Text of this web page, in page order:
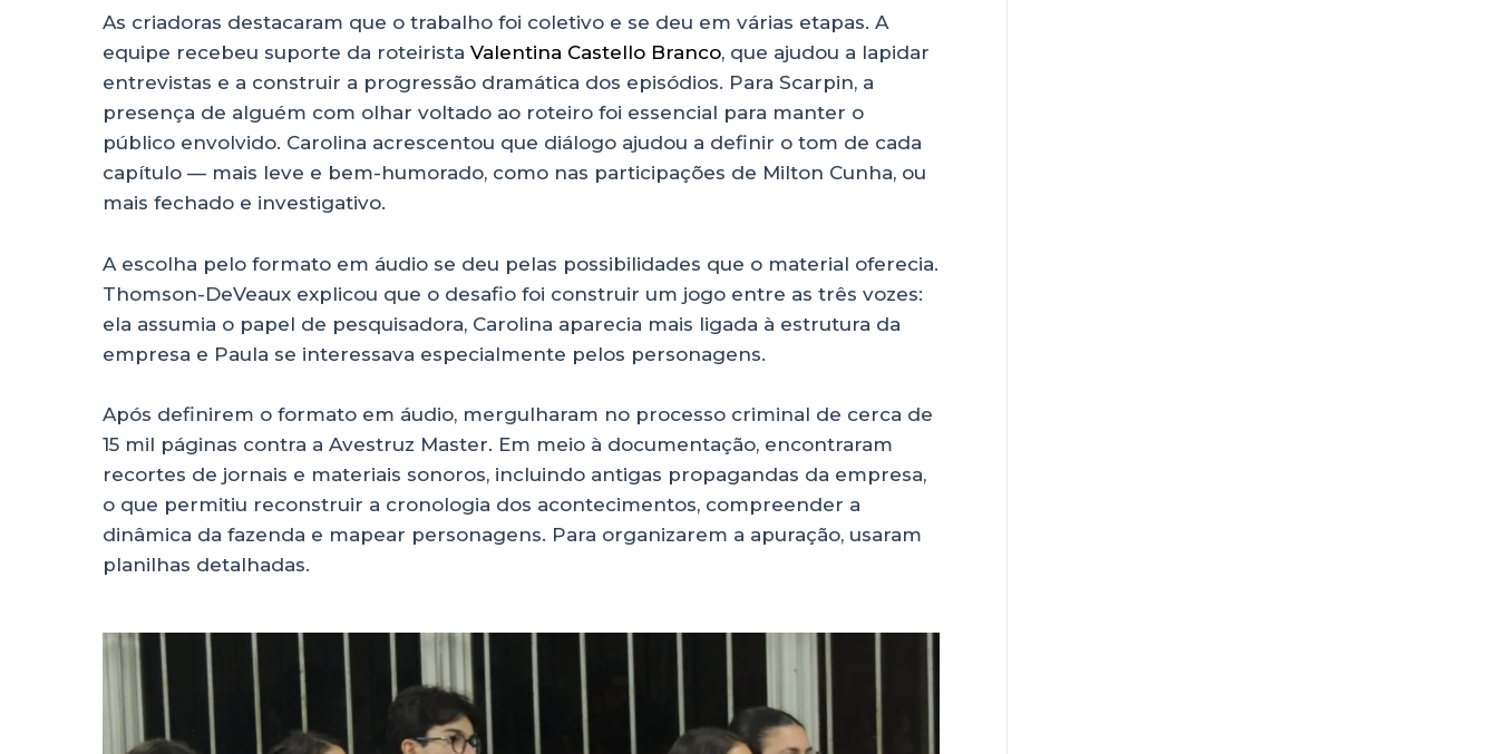
As criadoras destacaram que o trabalho foi coletivo e se deu em várias etapas. A
equipe recebeu suporte da roteirista Valentina Castello Branco, que ajudou a lapidar
entrevistas e a construir a progressão dramática dos episódios. Para Scarpin, a
presença de alguém com olhar voltado ao roteiro foi essencial para manter o
público envolvido. Carolina acrescentou que diálogo ajudou a definir o tom de cada
capítulo — mais leve e bem-humorado, como nas participações de Milton Cunha, ou
mais fechado e investigativo.
A escolha pelo formato em áudio se deu pelas possibilidades que o material oferecia.
Thomson-DeVeaux explicou que o desafio foi construir um jogo entre as três vozes:
ela assumia o papel de pesquisadora, Carolina aparecia mais ligada à estrutura da
empresa e Paula se interessava especialmente pelos personagens.
Após definirem o formato em áudio, mergulharam no processo criminal de cerca de
15 mil páginas contra a Avestruz Master. Em meio à documentação, encontraram
recortes de jornais e materiais sonoros, incluindo antigas propagandas da empresa,
o que permitiu reconstruir a cronologia dos acontecimentos, compreender a
dinâmica da fazenda e mapear personagens. Para organizarem a apuração, usaram
planilhas detalhadas.